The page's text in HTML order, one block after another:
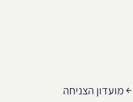
￩ מועדון הצניחה